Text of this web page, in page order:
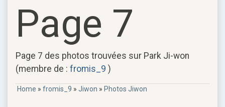
Page 7
Page 7 des photos trouvées sur Park Ji-won
(membre de : fromis_9 )
Home » fromis_9 » Jiwon » Photos Jiwon